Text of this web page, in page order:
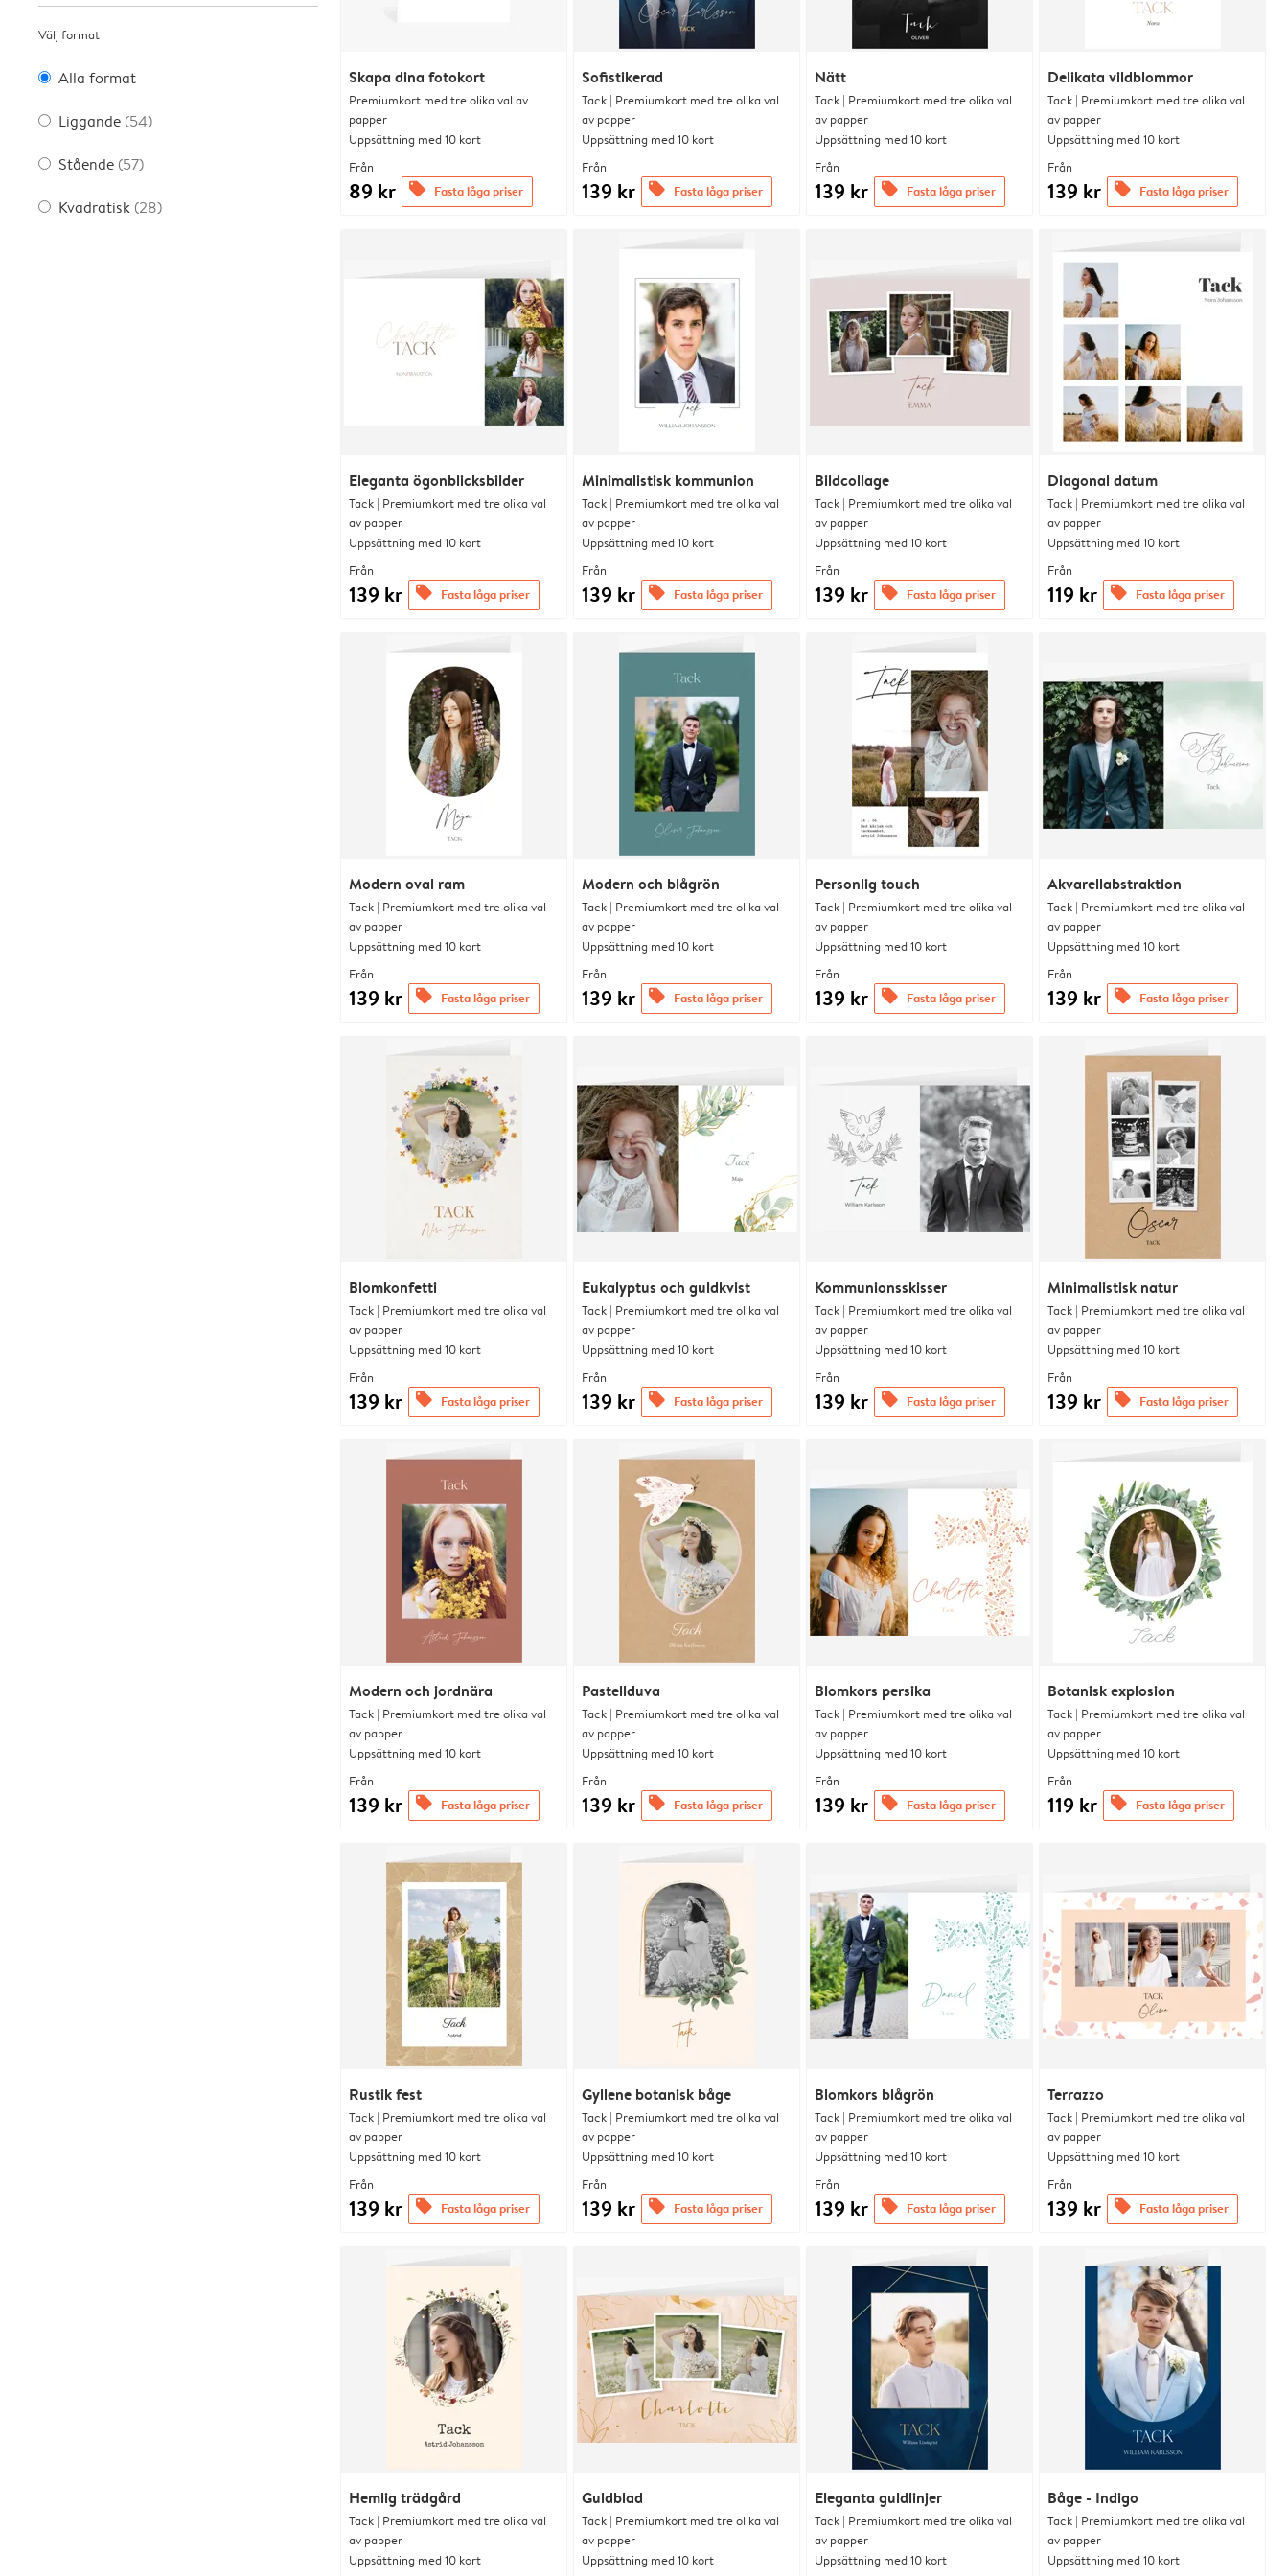
Välj format
Alla format
Liggande (54)
Stående (57)
Kvadratisk (28)
Skapa dina fotokort
Premiumkort med tre olika val av
papper
Uppsättning med 10 kort
Från
89 kr offers Fasta låga priser
Sofistikerad
Tack | Premiumkort med tre olika val
av papper
Uppsättning med 10 kort
Från
139 kr offers Fasta låga priser
Nätt
Tack | Premiumkort med tre olika val
av papper
Uppsättning med 10 kort
Från
139 kr offers Fasta låga priser
Delikata vildblommor
Tack | Premiumkort med tre olika val
av papper
Uppsättning med 10 kort
Från
139 kr offers Fasta låga priser
Eleganta ögonblicksbilder
Tack | Premiumkort med tre olika val
av papper
Uppsättning med 10 kort
Från
139 kr offers Fasta låga priser
Minimalistisk kommunion
Tack | Premiumkort med tre olika val
av papper
Uppsättning med 10 kort
Från
139 kr offers Fasta låga priser
Bildcollage
Tack | Premiumkort med tre olika val
av papper
Uppsättning med 10 kort
Från
139 kr offers Fasta låga priser
Diagonal datum
Tack | Premiumkort med tre olika val
av papper
Uppsättning med 10 kort
Från
119 kr offers Fasta låga priser
Modern oval ram
Tack | Premiumkort med tre olika val
av papper
Uppsättning med 10 kort
Från
139 kr offers Fasta låga priser
Modern och blågrön
Tack | Premiumkort med tre olika val
av papper
Uppsättning med 10 kort
Från
139 kr offers Fasta låga priser
Personlig touch
Tack | Premiumkort med tre olika val
av papper
Uppsättning med 10 kort
Från
139 kr offers Fasta låga priser
Akvarellabstraktion
Tack | Premiumkort med tre olika val
av papper
Uppsättning med 10 kort
Från
139 kr offers Fasta låga priser
Blomkonfetti
Tack | Premiumkort med tre olika val
av papper
Uppsättning med 10 kort
Från
139 kr offers Fasta låga priser
Eukalyptus och guldkvist
Tack | Premiumkort med tre olika val
av papper
Uppsättning med 10 kort
Från
139 kr offers Fasta låga priser
Kommunionsskisser
Tack | Premiumkort med tre olika val
av papper
Uppsättning med 10 kort
Från
139 kr offers Fasta låga priser
Minimalistisk natur
Tack | Premiumkort med tre olika val
av papper
Uppsättning med 10 kort
Från
139 kr offers Fasta låga priser
Modern och jordnära
Tack | Premiumkort med tre olika val
av papper
Uppsättning med 10 kort
Från
139 kr offers Fasta låga priser
Pastellduva
Tack | Premiumkort med tre olika val
av papper
Uppsättning med 10 kort
Från
139 kr offers Fasta låga priser
Blomkors persika
Tack | Premiumkort med tre olika val
av papper
Uppsättning med 10 kort
Från
139 kr offers Fasta låga priser
Botanisk explosion
Tack | Premiumkort med tre olika val
av papper
Uppsättning med 10 kort
Från
119 kr offers Fasta låga priser
Rustik fest
Tack | Premiumkort med tre olika val
av papper
Uppsättning med 10 kort
Från
139 kr offers Fasta låga priser
Gyllene botanisk båge
Tack | Premiumkort med tre olika val
av papper
Uppsättning med 10 kort
Från
139 kr offers Fasta låga priser
Blomkors blågrön
Tack | Premiumkort med tre olika val
av papper
Uppsättning med 10 kort
Från
139 kr offers Fasta låga priser
Terrazzo
Tack | Premiumkort med tre olika val
av papper
Uppsättning med 10 kort
Från
139 kr offers Fasta låga priser
Hemlig trädgård
Tack | Premiumkort med tre olika val
av papper
Uppsättning med 10 kort
Guldblad
Tack | Premiumkort med tre olika val
av papper
Uppsättning med 10 kort
Eleganta guldlinjer
Tack | Premiumkort med tre olika val
av papper
Uppsättning med 10 kort
Båge - Indigo
Tack | Premiumkort med tre olika val
av papper
Uppsättning med 10 kort